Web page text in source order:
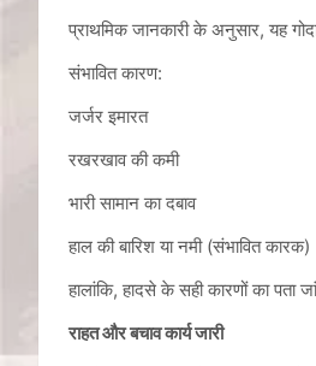
प्राथमिक जानकारी के अनुसार, यह
संभावित कारण:
जर्जर इमारत
रखरखाव की कमी
भारी सामान का दबाव
हाल की बारिश या नमी (संभावित कारक)
हालांकि, हादसे के सही कारणों का पता
राहत और बचाव कार्य जारी